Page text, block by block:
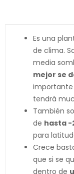
Es una
de clima.
media
mejor se
importante
tendrá
También
de hasta -
para
Crece
que si se
dentro de